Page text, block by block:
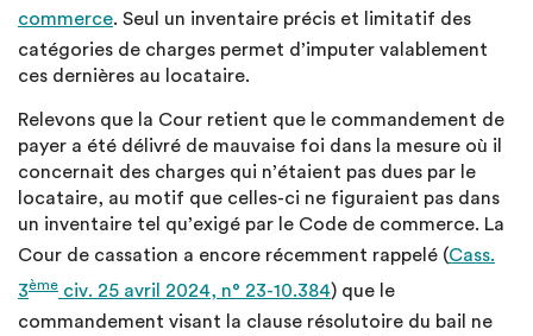
commerce. Seul un inventaire précis et limitatif des
catégories de charges permet d’imputer valablement
ces dernières au locataire.
Relevons que la Cour retient que le commandement de
payer a été délivré de mauvaise foi dans la mesure où il
concernait des charges qui n’étaient pas dues par le
locataire, au motif que celles-ci ne figuraient pas dans
un inventaire tel qu’exigé par le Code de commerce. La
Cour de cassation a encore récemment rappelé (Cass.
3ème civ. 25 avril 2024, n° 23-10.384) que le
commandement visant la clause résolutoire du bail ne